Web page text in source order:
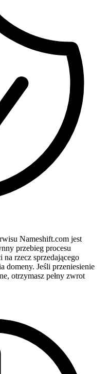
Nameshift.com jest
przebieg procesu
na rzecz sprzedającego
domeny. Jeśli przeniesienie
otrzymasz pełny zwrot